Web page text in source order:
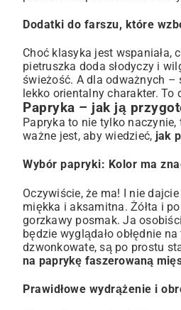
Dodatki do farszu, które
Choć klasyka jest
pietruszka doda słodyczy i
świeżość. A dla odważnych –
lekko orientalny charakter.
Papryka – jak ją
Papryka to nie tylko
ważne jest, aby wiedzieć, jak
Wybór papryki: Kolor ma
Oczywiście, że ma! I nie
miękka i aksamitna. Żółta i
gorzkawy posmak. Ja
będzie wyglądało obłędnie
dzwonkowate, są po prostu
na paprykę faszerowaną
Prawidłowe wydrążenie i